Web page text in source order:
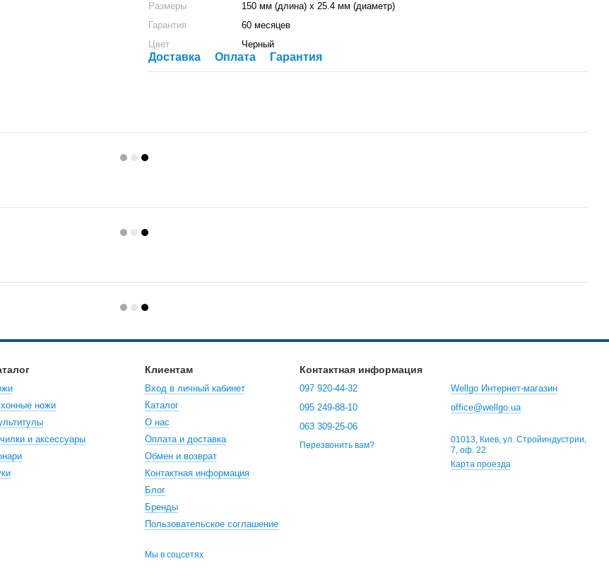
Размеры
150 мм (длина) х 25.4 мм (диаметр)
Гарантия
60 месяцев
Цвет
Черный
Доставка Оплата Гарантия
ножи
и аксессуары
Клиентам
Вход в личный кабинет
Каталог
О нас
Оплата и доставка
Обмен и возврат
Контактная информация
Блог
Бренды
Пользовательское соглашение
Мы в соцсетях
Контактная информация
097 920-44-32
095 249-88-10
063 309-25-06
Перезвонить вам?
Wellgo Интернет-магазин
office@wellgo.ua
01013, Киев, ул. Стройиндустрии,
7, оф. 22
Карта проезда